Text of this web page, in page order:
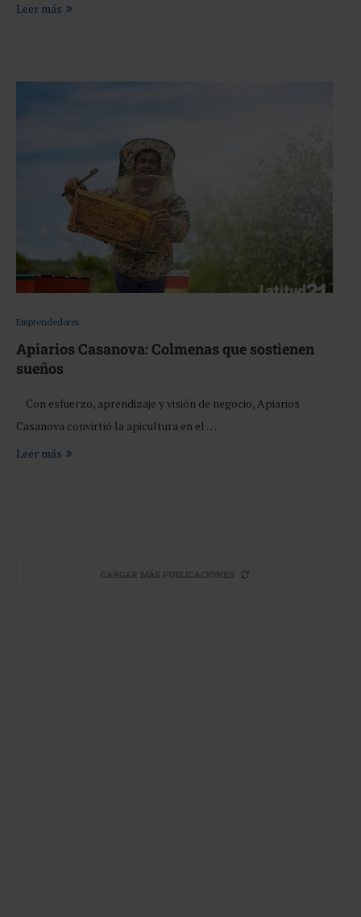
Leer más
Emprendedores
Apiarios Casanova: Colmenas que sostienen
sueños
Con esfuerzo, aprendizaje y visión de negocio, Apiarios
Casanova convirtió la apicultura en el …
Leer más
CARGAR MÁS PUBLICACIONES